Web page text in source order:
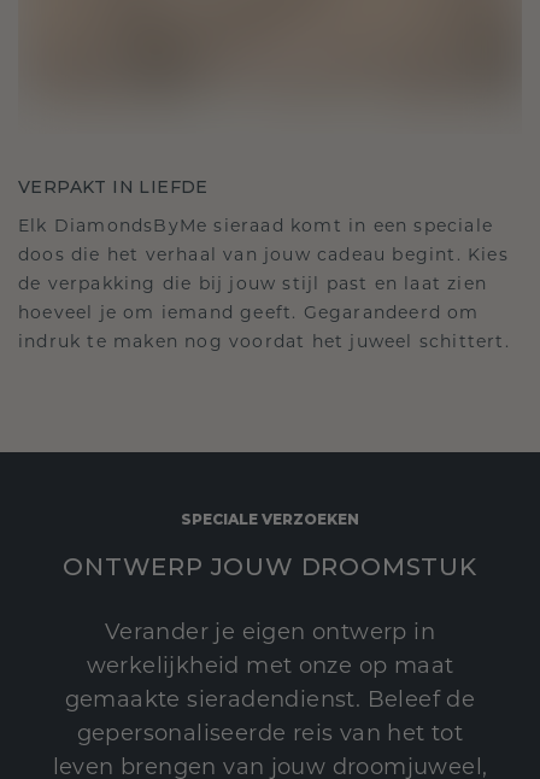
VERPAKT IN LIEFDE
Elk DiamondsByMe sieraad komt in een speciale
doos die het verhaal van jouw cadeau begint. Kies
de verpakking die bij jouw stijl past en laat zien
hoeveel je om iemand geeft. Gegarandeerd om
indruk te maken nog voordat het juweel schittert.
SPECIALE VERZOEKEN
ONTWERP JOUW DROOMSTUK
Verander je eigen ontwerp in
werkelijkheid met onze op maat
gemaakte sieradendienst. Beleef de
gepersonaliseerde reis van het tot
leven brengen van jouw droomjuweel,